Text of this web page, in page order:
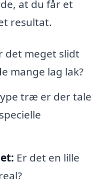
at du får et
resultat.
det meget slidt
mange lag lak?
træ er der tale
Er det en lille